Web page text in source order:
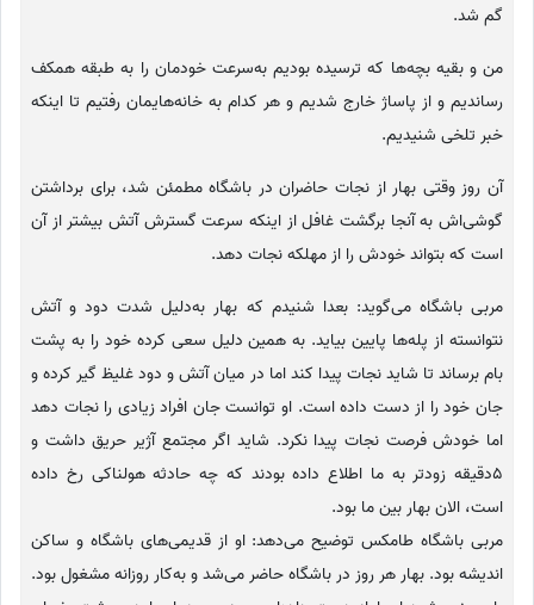
گم شد.
من و بقیه بچه‌ها که ترسیده بودیم به‌سرعت خودمان را به طبقه همکف
رساندیم و از پاساژ خارج شدیم و هر کدام به خانه‌هایمان رفتیم تا اینکه
خبر تلخی شنیدیم.
آن روز وقتی بهار از نجات حاضران در باشگاه مطمئن شد، برای برداشتن
گوشی‌اش به آنجا برگشت غافل از اینکه سرعت گسترش آتش‌ بیشتر از آن
است که بتواند خودش را از مهلکه نجات دهد.
مربی باشگاه می‌گوید: بعدا شنیدم که بهار به‌دلیل شدت دود و آتش
نتوانسته از پله‌ها پایین بیاید. به همین دلیل سعی کرده خود را به پشت
بام برساند تا شاید نجات پیدا کند اما در میان آتش و دود غلیظ گیر کرده و
جان خود را از دست داده است. او توانست جان افراد زیادی را نجات دهد
اما خودش فرصت نجات پیدا نکرد. شاید اگر مجتمع آژیر حریق داشت و
5دقیقه زودتر به ما اطلاع داده بودند که چه حادثه هولناکی رخ داده
است، الان بهار بین ما بود.
مربی باشگاه طامکس توضیح می‌دهد: او از قدیمی‌های باشگاه و ساکن
اندیشه بود. بهار هر روز در باشگاه حاضر می‌شد و به‌کار روزانه مشغول بود.